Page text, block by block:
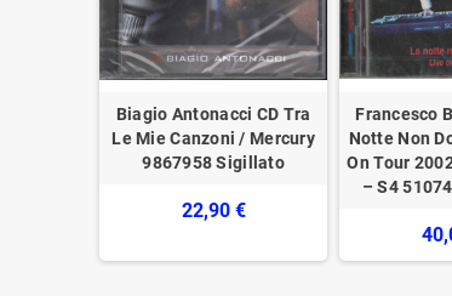
Biagio Antonacci CD Tra
Le Mie Canzoni / Mercury
‎9867958 Sigillato
22,90 €
Francesco
Notte Non
On Tour
– S4